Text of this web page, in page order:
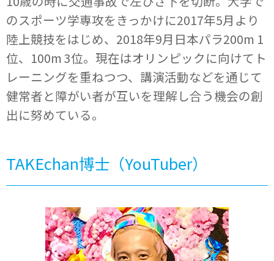
のスポーツ学専攻をきっかけに2017年5月より
陸上競技をはじめ、2018年9月日本パラ200m 1
位、100m 3位。現在はオリンピックに向けてト
レーニングを重ねつつ、講演活動などを通じて
健常者と障がい者が互いを理解し合う機会の創
出に努めている。
TAKEchan博士（YouTuber）